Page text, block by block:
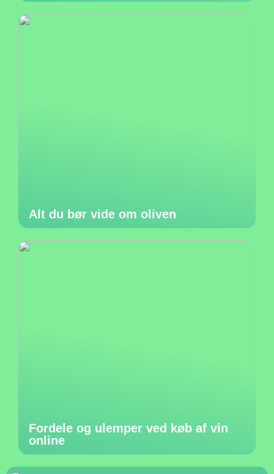
Alt du bør vide om oliven
Fordele og ulemper ved køb af vin
online